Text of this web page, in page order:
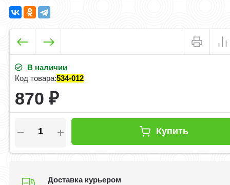
В наличии
Код товара:534-012
870₽
Купить
Доставка курьером